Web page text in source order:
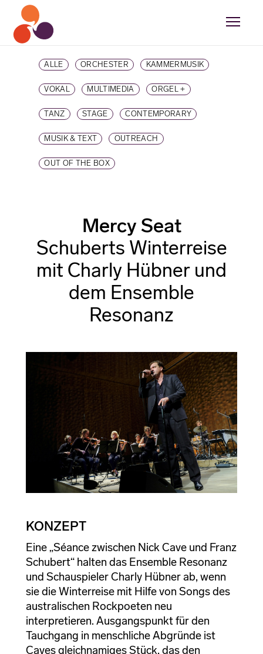
ALLE ORCHESTER KAMMERMUSIK
VOKAL MULTIMEDIA ORGEL +
TANZ STAGE CONTEMPORARY
MUSIK & TEXT OUTREACH
OUT OF THE BOX
Mercy Seat
Schuberts Winterreise
mit Charly Hübner und
dem Ensemble
Resonanz
KONZEPT
Eine „Séance zwischen Nick Cave und Franz
Schubert“ halten das Ensemble Resonanz
und Schauspieler Charly Hübner ab, wenn
sie die Winterreise mit Hilfe von Songs des
australischen Rockpoeten neu
interpretieren. Ausgangspunkt für den
Tauchgang in menschliche Abgründe ist
Caves gleichnamiges Stück, das den